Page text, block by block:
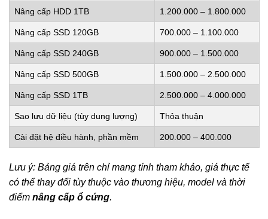
Nâng cấp HDD 1TB 1.200.000 – 1.800.000
Nâng cấp SSD 120GB 700.000 – 1.100.000
Nâng cấp SSD 240GB 900.000 – 1.500.000
Nâng cấp SSD 500GB 1.500.000 – 2.500.000
Nâng cấp SSD 1TB 2.500.000 – 4.000.000
Sao lưu dữ liệu (tùy dung lượng) Thỏa thuận
Cài đặt hệ điều hành, phần mềm 200.000 – 400.000
Lưu ý: Bảng giá trên chỉ mang tính tham khảo, giá thực tế
có thể thay đổi tùy thuộc vào thương hiệu, model và thời
điểm nâng cấp ổ cứng.